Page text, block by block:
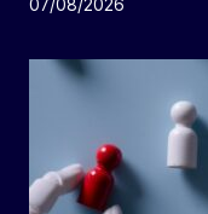
07/08/2026